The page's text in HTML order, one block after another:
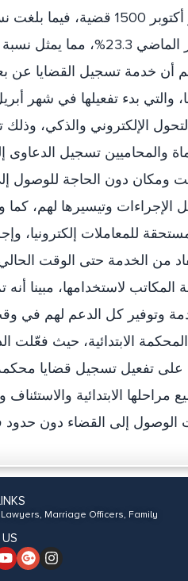
القضايا المسجلة إلكترونية منذ أبريل وحتى
الإلكترونية إلى نظيرتها اليدوية خلال شهر
أن خدمة تسجيل القضايا عن
بدء تفعيلها في شهر
الإلكتروني والذكي، وذلك
والمحاميين تسجيل الدعاوى
ومكان دون الحاجة للوصول
الإجراءات وتيسيرها لهم،
للمعاملات إلكترونيا،
لاستخدامها، مبينا أنه
وتوفير كل الدعم لهم في
الابتدائية، حيث فعّلت
تفعيل تسجيل قضايا
الابتدائية والاستئناف
Marriage Officers, Family